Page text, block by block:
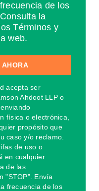
de los
la
Términos y
web.
acepta ser
Ahdoot LLP o
física o electrónica,
propósito que
caso y/o reclamo.
de uso o
en cualquier
de las
"STOP". Envía
frecuencia de los